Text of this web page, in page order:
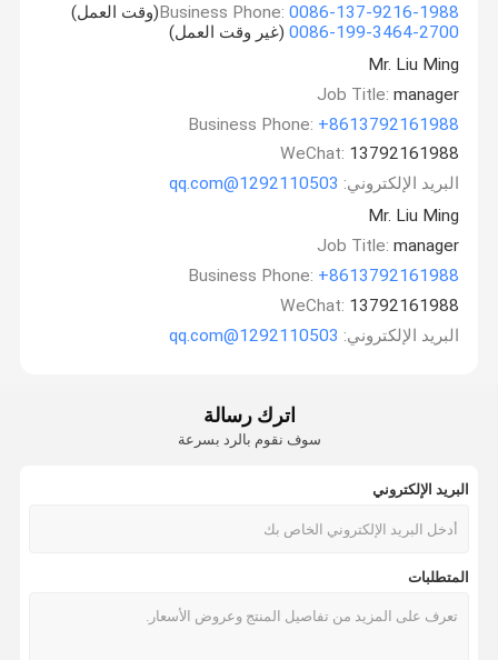
Business Phone: 0086-137-9216-1988
(وقت العمل)
0086-199-3464-2700 (غير وقت العمل)
Mr. Liu Ming
Job Title: manager
Business Phone: +8613792161988
WeChat: 13792161988
البريد الإلكتروني: 1292110503@qq.com
Mr. Liu Ming
Job Title: manager
Business Phone: +8613792161988
WeChat: 13792161988
البريد الإلكتروني: 1292110503@qq.com
اترك رسالة
سوف نقوم بالرد بسرعة
البريد الإلكتروني
المتطلبات